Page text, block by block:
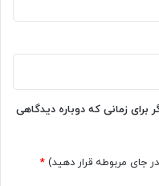
برای زمانی که دوباره دیدگاهی
مربوطه قرار دهید) *